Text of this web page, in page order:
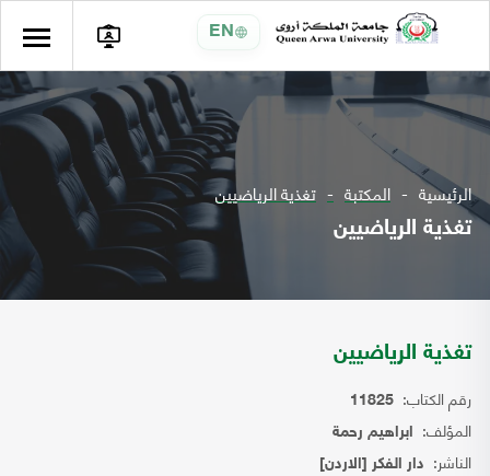
EN
الرئيسية المكتبة تغذية الرياضيين
تغذية الرياضيين
تغذية الرياضيين
رقم الكتاب: 11825
المؤلف: ابراهيم رحمة
الناشر: دار الفكر [الاردن]